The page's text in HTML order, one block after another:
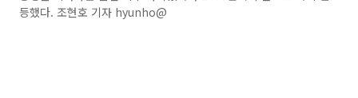
등했다. 조현호 기자 hyunho@